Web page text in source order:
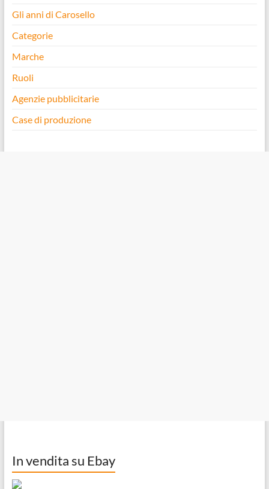
Gli anni di Carosello
Categorie
Marche
Ruoli
Agenzie pubblicitarie
Case di produzione
In vendita su Ebay